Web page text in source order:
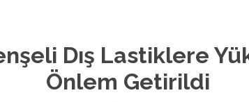
Dış Lastiklere
Önlem Getirildi